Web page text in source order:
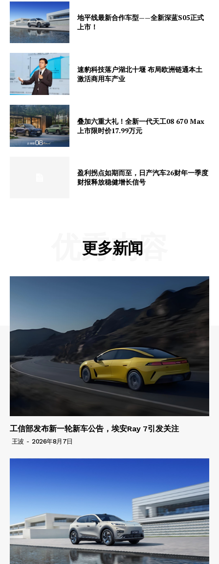
地平线最新合作车型——全新深蓝S05正式
上市！
速豹科技落户湖北十堰 布局欧洲链通本土
激活商用车产业
叠加六重大礼！全新一代天工08 670 Max
上市限时价17.99万元
盈利拐点如期而至，日产汽车26财年一季度
财报释放稳健增长信号
更多新闻
优秀内容
工信部发布新一轮新车公告，埃安Ray 7引发关注
王波 - 2026年8月7日